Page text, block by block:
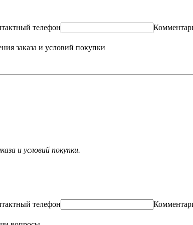
телефон
заказа и условий покупки
и условий покупки.
телефон